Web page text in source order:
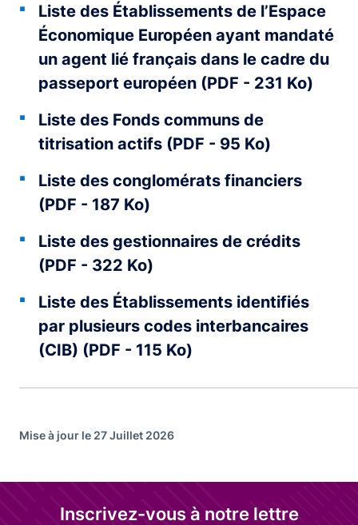
Liste des Établissements de l’Espace
Économique Européen ayant mandaté
un agent lié français dans le cadre du
passeport européen (PDF - 231 Ko)
Liste des Fonds communs de
titrisation actifs (PDF - 95 Ko)
Liste des conglomérats financiers
(PDF - 187 Ko)
Liste des gestionnaires de crédits
(PDF - 322 Ko)
Liste des Établissements identifiés
par plusieurs codes interbancaires
(CIB) (PDF - 115 Ko)
Mise à jour le 27 Juillet 2026
Inscrivez-vous à notre lettre